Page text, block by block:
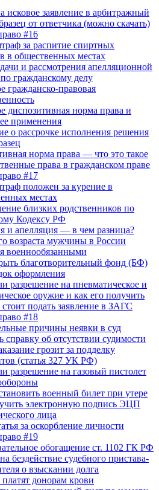
исковое заявление в арбитражный
от ответчика (можно скачать)
#16
за распитие спиртных
в общественных местах
и рассмотрения апелляционной
гражданскому делу
гражданско-правовая
диспозитивная норма права и
применения
о рассрочке исполнения решения
норма права — что это такое
права в гражданском праве
#17
положен за курение в
местах
близких родственников по
Кодексу РФ
и апелляция — в чем разница?
возраста мужчины в России
военнообязанными
благотворительный фонд (БФ)
оформления
разрешение на пневматическое и
оружие и как его получить
подать заявление в ЗАГС
#18
причины неявки в суд
справку об отсутствии судимости
грозит за подделку
(статья 327 УК РФ)
разрешение на газовый пистолет
военный билет при утере
электронную подпись ЭЦП
лица
за оскорбление личности
#19
обогащение ст. 1102 ГК РФ
бездействие судебного пристава-
о взыскании долга
донорам крови